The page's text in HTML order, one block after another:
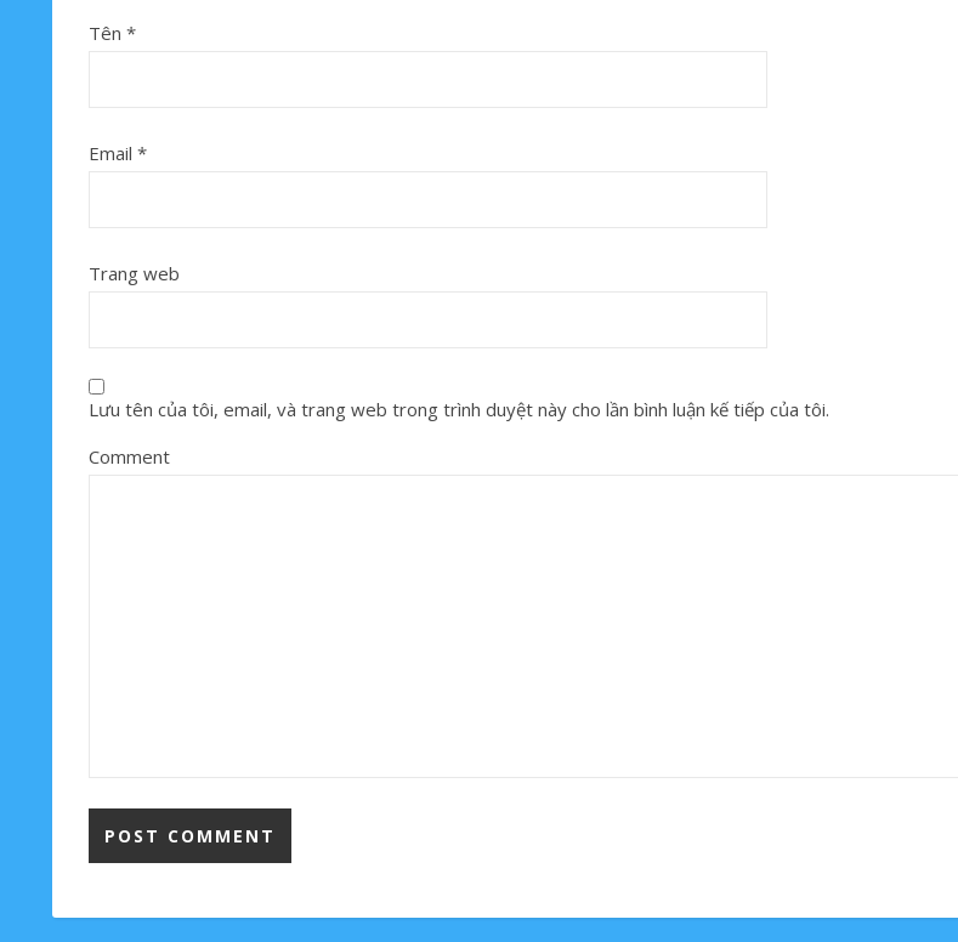
Tên *
Email *
Trang web
Lưu tên của tôi, email, và trang web trong trình duyệt này cho lần bình luận kế tiếp của tôi.
Comment